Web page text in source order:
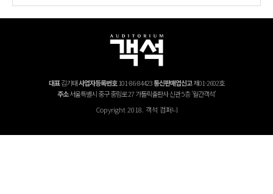
대표김기태사업자등록번호101-86-84423통신판매업신고제01-2602호
주소서울특별시 중구 중림로 27 가톨릭출판사 신관 5층 '월간객석'
Copyright 2018. 객석 컴퍼니